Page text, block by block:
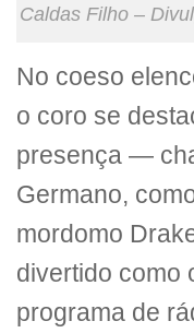
Caldas Filho –
No coeso
o coro se
presença —
Germano,
mordomo
divertido como
programa de